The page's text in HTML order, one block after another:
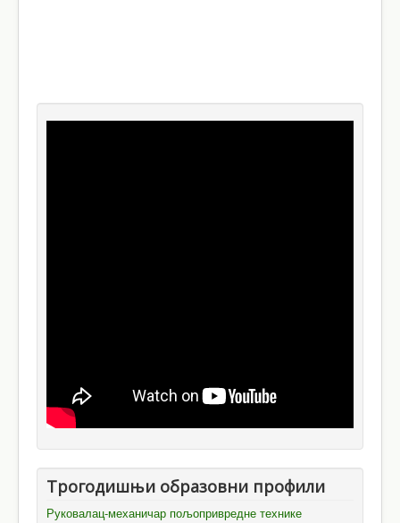
Трогодишњи образовни профили
Руковалац-механичар пољопривредне технике